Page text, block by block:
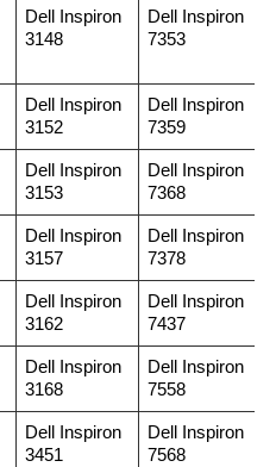
Dell Inspiron
3148
Dell Inspiron
7353
Dell Inspiron
3152
Dell Inspiron
7359
Dell Inspiron
3153
Dell Inspiron
7368
Dell Inspiron
3157
Dell Inspiron
7378
Dell Inspiron
3162
Dell Inspiron
7437
Dell Inspiron
3168
Dell Inspiron
7558
Dell Inspiron
3451
Dell Inspiron
7568